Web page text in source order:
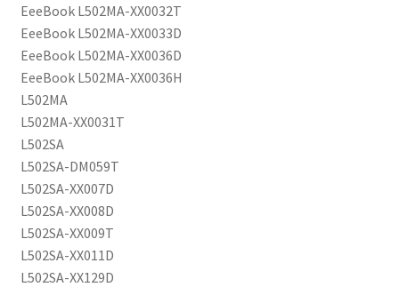
EeeBook L502MA-XX0032T
EeeBook L502MA-XX0033D
EeeBook L502MA-XX0036D
EeeBook L502MA-XX0036H
L502MA
L502MA-XX0031T
L502SA
L502SA-DM059T
L502SA-XX007D
L502SA-XX008D
L502SA-XX009T
L502SA-XX011D
L502SA-XX129D